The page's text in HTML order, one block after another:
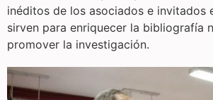
inéditos de los asociados e invitados
sirven para enriquecer la bibliografía
promover la investigación.